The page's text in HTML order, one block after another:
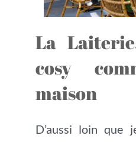
La
cosy
maison
D’aussi loin que